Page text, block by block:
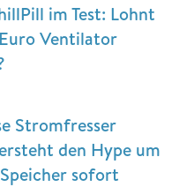
im Test: Lohnt
Ventilator
Stromfresser
den Hype um
sofort